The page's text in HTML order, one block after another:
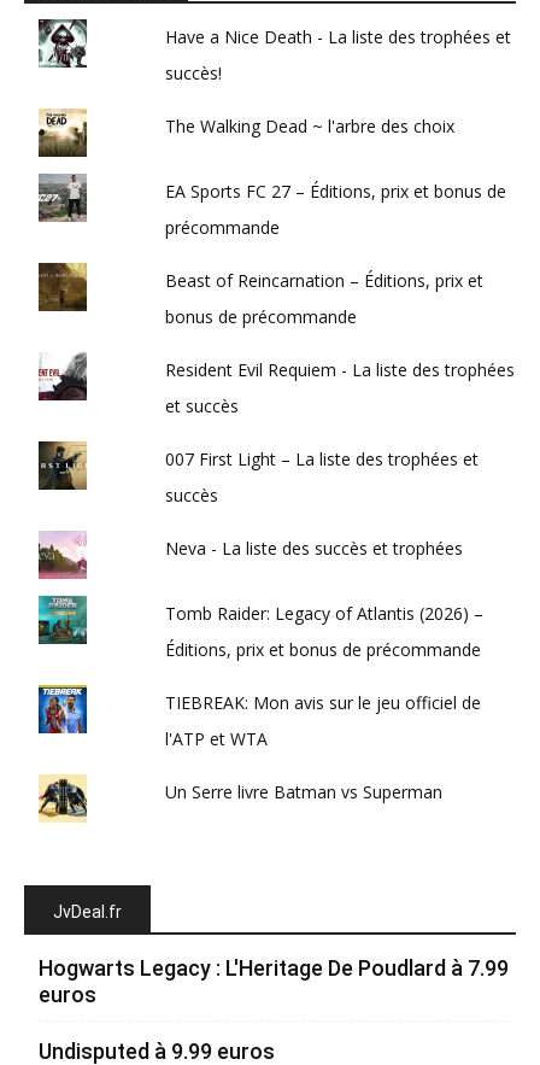
Have a Nice Death - La liste des trophées et
succès!
The Walking Dead ~ l'arbre des choix
EA Sports FC 27 – Éditions, prix et bonus de
précommande
Beast of Reincarnation – Éditions, prix et
bonus de précommande
Resident Evil Requiem - La liste des trophées
et succès
007 First Light – La liste des trophées et
succès
Neva - La liste des succès et trophées
Tomb Raider: Legacy of Atlantis (2026) –
Éditions, prix et bonus de précommande
TIEBREAK: Mon avis sur le jeu officiel de
l'ATP et WTA
Un Serre livre Batman vs Superman
JvDeal.fr
Hogwarts Legacy : L'Heritage De Poudlard à 7.99
euros
Undisputed à 9.99 euros